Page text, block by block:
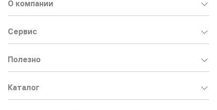
О компании
Сервис
Полезно
Каталог